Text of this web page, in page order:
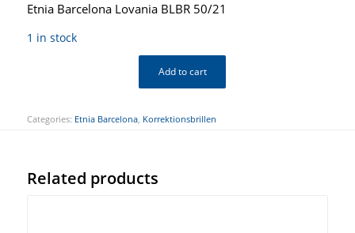
Etnia Barcelona Lovania BLBR 50/21
1 in stock
Add to cart
Categories: Etnia Barcelona, Korrektionsbrillen
Related products